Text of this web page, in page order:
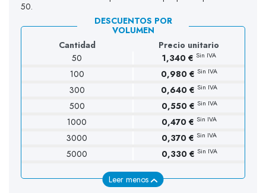
50.
DESCUENTOS POR
VOLUMEN
Cantidad
Precio unitario
50
1,340 € Sin IVA
100 0,980 € Sin IVA
300 0,640 € Sin IVA
500 0,550 € Sin IVA
1000 0,470 € Sin IVA
3000 0,370 € Sin IVA
5000 0,330 € Sin IVA
Leer menos